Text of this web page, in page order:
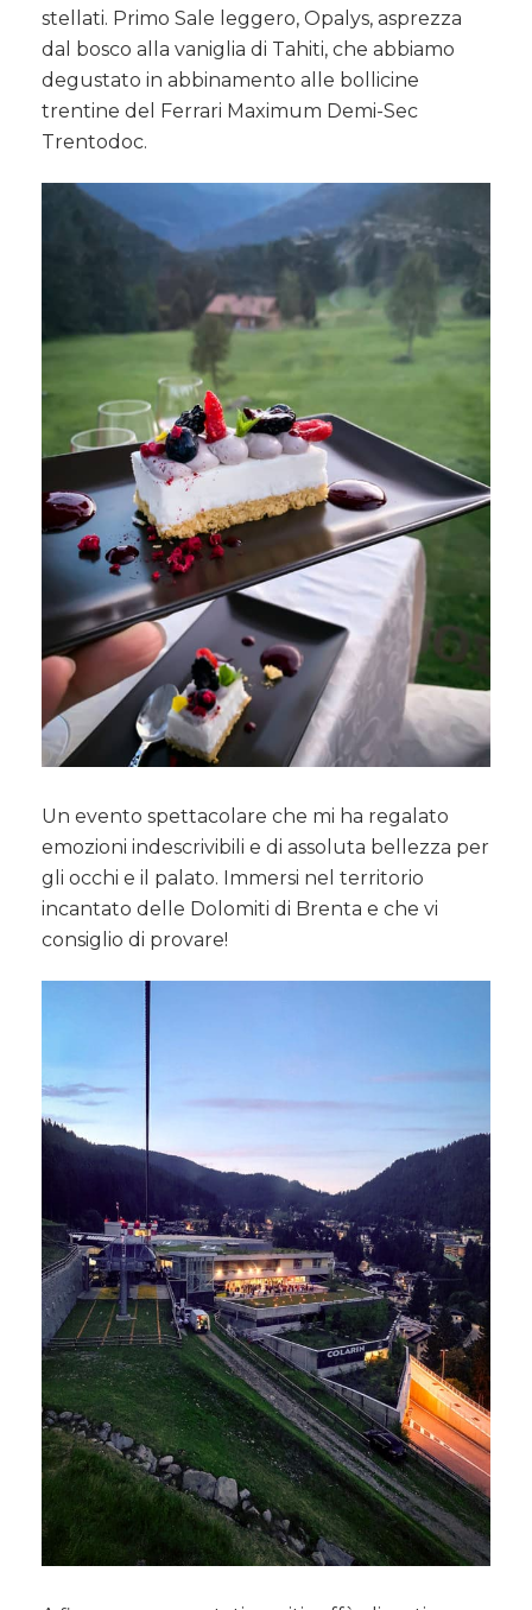
stellati. Primo Sale leggero, Opalys, asprezza
dal bosco alla vaniglia di Tahiti, che abbiamo
degustato in abbinamento alle bollicine
trentine del Ferrari Maximum Demi-Sec
Trentodoc.
Un evento spettacolare che mi ha regalato
emozioni indescrivibili e di assoluta bellezza per
gli occhi e il palato. Immersi nel territorio
incantato delle Dolomiti di Brenta e che vi
consiglio di provare!